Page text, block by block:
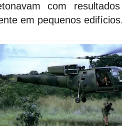
com
em pequenos